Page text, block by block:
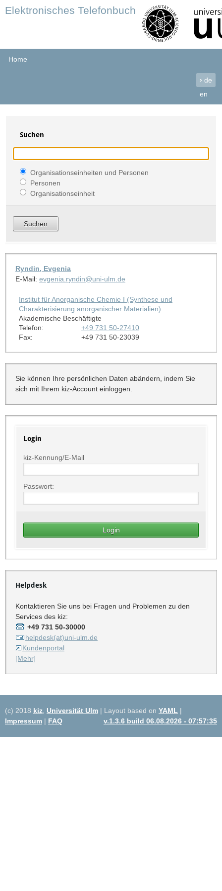
Elektronisches Telefonbuch
Home
› de
en
Suchen
Organisationseinheiten und Personen
Personen
Organisationseinheit
Ryndin, Evgenia
E-Mail: evgenia.ryndin@uni-ulm.de
Institut für Anorganische Chemie I (Synthese und
Charakterisierung anorganischer Materialien)
Akademische Beschäftigte
Telefon:
+49 731 50-27410
Fax:
+49 731 50-23039
Sie können Ihre persönlichen Daten abändern, indem Sie
sich mit Ihrem kiz-Account einloggen.
Login
kiz-Kennung/E-Mail
Passwort:
Helpdesk
Kontaktieren Sie uns bei Fragen und Problemen zu den
Services des kiz:
+49 731 50-30000
helpdesk(at)uni-ulm.de
Kundenportal
[Mehr]
(c) 2018 kiz Universität Ulm | Layout based on YAML |
Impressum | FAQ v.1.3.6 build 06.08.2026 - 07:57:35